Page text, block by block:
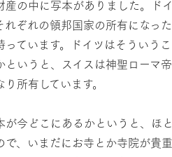
産の中に写本がありました。ド
れぞれの領邦国家の所有になっ
っています。ドイツはそういう
というと、スイスは神聖ローマ
所有しています。
が今どこにあるかというと、ほ
で、いまだにお寺とか寺院が貴